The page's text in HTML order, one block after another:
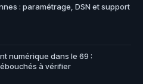
: paramétrage, DSN et support
numérique dans le 69 :
à vérifier